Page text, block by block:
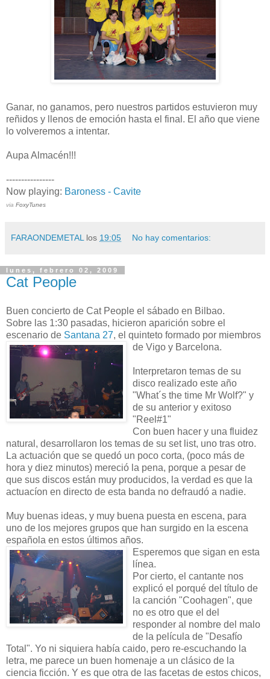
Ganar, no ganamos, pero nuestros partidos estuvieron muy
reñidos y llenos de emoción hasta el final. El año que viene
lo volveremos a intentar.
Aupa Almacén!!!
----------------
Now playing: Baroness - Cavite
via FoxyTunes
FARAONDEMETAL los 19:05 No hay comentarios:
lunes, febrero 02, 2009
Cat People
Buen concierto de Cat People el sábado en Bilbao.
Sobre las 1:30 pasadas, hicieron aparición sobre el
escenario de Santana 27, el quinteto formado por miembros
de Vigo y Barcelona.
Interpretaron temas de su
disco realizado este año
"What´s the time Mr Wolf?" y
de su anterior y exitoso
"Reel#1"
Con buen hacer y una fluidez
natural, desarrollaron los temas de su set list, uno tras otro.
La actuación que se quedó un poco corta, (poco más de
hora y diez minutos) mereció la pena, porque a pesar de
que sus discos están muy producidos, la verdad es que la
actuacíon en directo de esta banda no defraudó a nadie.
Muy buenas ideas, y muy buena puesta en escena, para
uno de los mejores grupos que han surgido en la escena
española en estos últimos años.
Esperemos que sigan en esta
línea.
Por cierto, el cantante nos
explicó el porqué del título de
la canción "Coohagen", que
no es otro que el del
responder al nombre del malo
de la película de "Desafío
Total". Yo ni siquiera había caido, pero re-escuchando la
letra, me parece un buen homenaje a un clásico de la
ciencia ficción. Y es que otra de las facetas de estos chicos,